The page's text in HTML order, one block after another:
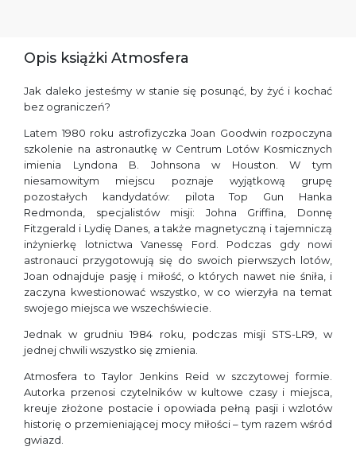
Opis książki Atmosfera
Jak daleko jesteśmy w stanie się posunąć, by żyć i kochać
bez ograniczeń?
Latem 1980 roku astrofizyczka Joan Goodwin rozpoczyna
szkolenie na astronautkę w Centrum Lotów Kosmicznych
imienia Lyndona B. Johnsona w Houston. W tym
niesamowitym miejscu poznaje wyjątkową grupę
pozostałych kandydatów: pilota Top Gun Hanka
Redmonda, specjalistów misji: Johna Griffina, Donnę
Fitzgerald i Lydię Danes, a także magnetyczną i tajemniczą
inżynierkę lotnictwa Vanessę Ford. Podczas gdy nowi
astronauci przygotowują się do swoich pierwszych lotów,
Joan odnajduje pasję i miłość, o których nawet nie śniła, i
zaczyna kwestionować wszystko, w co wierzyła na temat
swojego miejsca we wszechświecie.
Jednak w grudniu 1984 roku, podczas misji STS-LR9, w
jednej chwili wszystko się zmienia.
Atmosfera to Taylor Jenkins Reid w szczytowej formie.
Autorka przenosi czytelników w kultowe czasy i miejsca,
kreuje złożone postacie i opowiada pełną pasji i wzlotów
historię o przemieniającej mocy miłości – tym razem wśród
gwiazd.